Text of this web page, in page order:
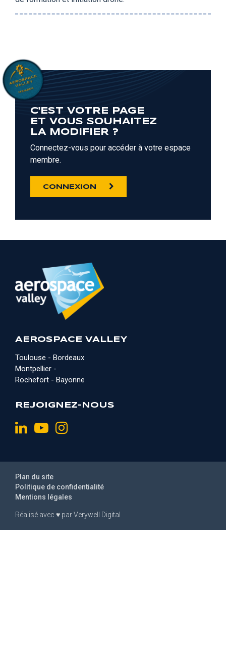
C'EST VOTRE PAGE
ET VOUS SOUHAITEZ
LA MODIFIER ?
Connectez-vous pour accéder à votre espace
membre.
CONNEXION
AEROSPACE VALLEY
Toulouse - Bordeaux
Montpellier -
Rochefort - Bayonne
REJOIGNEZ-NOUS
Réalisé avec ♥ parVerywell Digital
Mentions légales
Politique de confidentialité
Plan du site